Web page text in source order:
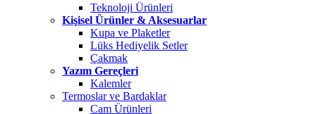
Teknoloji Ürünleri
Kişisel Ürünler & Aksesuarlar
Kupa ve Plaketler
Lüks Hediyelik Setler
Çakmak
Yazım Gereçleri
Kalemler
Termoslar ve Bardaklar
Cam Ürünleri